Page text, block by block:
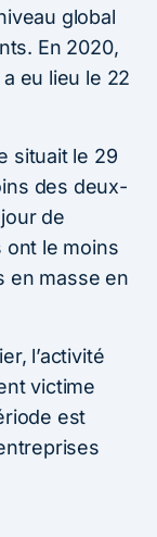
global
En 2020,
eu lieu le 22
situait le 29
des deux-
de
ont le moins
en masse en
l’activité
victime
est